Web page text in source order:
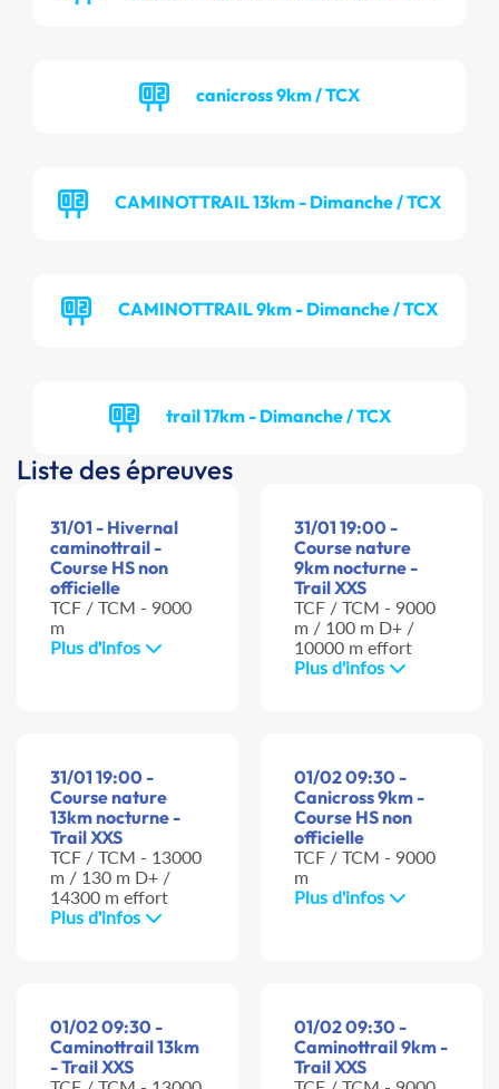
canicross 9km / TCX
CAMINOTTRAIL 13km - Dimanche / TCX
CAMINOTTRAIL 9km - Dimanche / TCX
trail 17km - Dimanche / TCX
Liste des épreuves
31/01 - Hivernal
caminottrail -
Course HS non
officielle
TCF / TCM - 9000
m
Plus d'infos
31/01 19:00 -
Course nature
9km nocturne -
Trail XXS
TCF / TCM - 9000
m / 100 m D+ /
10000 m effort
Plus d'infos
31/01 19:00 -
Course nature
13km nocturne -
Trail XXS
TCF / TCM - 13000
m / 130 m D+ /
14300 m effort
Plus d'infos
01/02 09:30 -
Canicross 9km -
Course HS non
officielle
TCF / TCM - 9000
m
Plus d'infos
01/02 09:30 -
Caminottrail 13km
- Trail XXS
01/02 09:30 -
Caminottrail 9km -
Trail XXS